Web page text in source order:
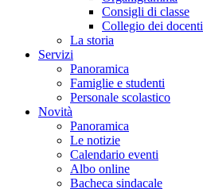
Consigli di classe
Collegio dei docenti
La storia
Servizi
Panoramica
Famiglie e studenti
Personale scolastico
Novità
Panoramica
Le notizie
Calendario eventi
Albo online
Bacheca sindacale